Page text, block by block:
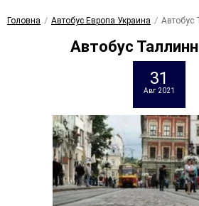
Головна Автобус Европа Украина Автобус
Автобус
31
Авг 2021